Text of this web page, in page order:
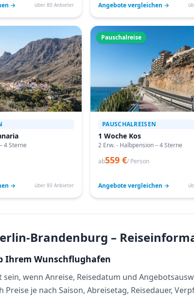
→ über 80 Anbieter Angebote vergleichen →
4 Sterne
→ über 80 Anbieter
Pauschalreise
PAUSCHALREISEN
1 Woche Kos
2 Erw. - Halbpension – 4 Sterne
ab559 €/ Person
Angebote vergleichen →
Brandenburg –
Ihrem Wunschflughafen
wenn Anreise, Reisedatum und
je nach Saison, Abreisetag, Reisedauer,